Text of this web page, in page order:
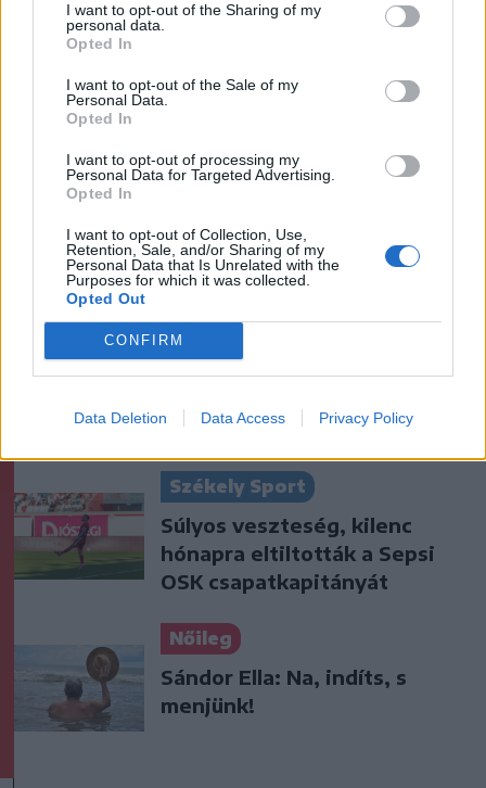
I want to opt-out of the Sharing of my
personal data.
Opted In
I want to opt-out of the Sale of my
Personal Data.
Opted In
I want to opt-out of processing my
Personal Data for Targeted Advertising.
Opted In
I want to opt-out of Collection, Use,
Retention, Sale, and/or Sharing of my
Personal Data that Is Unrelated with the
Purposes for which it was collected.
Opted Out
CONFIRM
Data Deletion Data Access Privacy Policy
pontosan, honnan tör fel a
Székely Sport
Kolozsvári CFR, kikapott a
Győr és a Loki is
Krónika
A Majka-ügy csak a jéghegy
magyar–magyar acsarkodást
Székely Sport
Súlyos veszteség, kilenc
hónapra eltiltották a Sepsi
OSK csapatkapitányát
Nőileg
Sándor Ella: Na, indíts, s
menjünk!